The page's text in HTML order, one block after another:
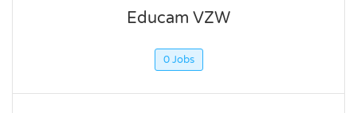
Educam VZW
0 Jobs